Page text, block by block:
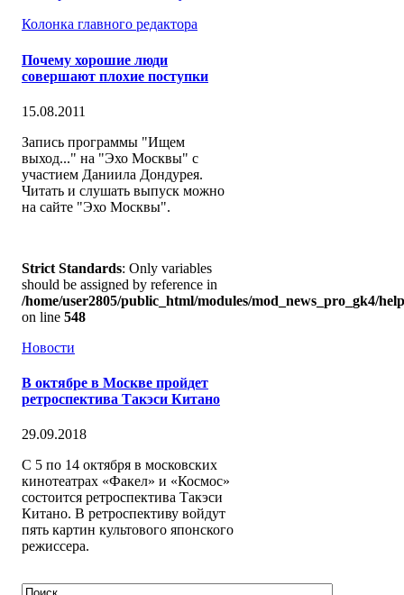
Колонка главного редактора
Почему хорошие люди
совершают плохие поступки
15.08.2011
Запись программы "Ищем
выход..." на "Эхо Москвы" с
участием Даниила Дондурея.
Читать и слушать выпуск можно
на сайте "Эхо Москвы".
Strict Standards: Only variables
should be assigned by reference in
/home/user2805/public_html/modules/mod_news_pro_gk4/
on line 548
Новости
В октябре в Москве пройдет
ретроспектива Такэси Китано
29.09.2018
С 5 по 14 октября в московских
кинотеатрах «Факел» и «Космос»
состоится ретроспектива Такэси
Китано. В ретроспективу войдут
пять картин культового японского
режиссера.